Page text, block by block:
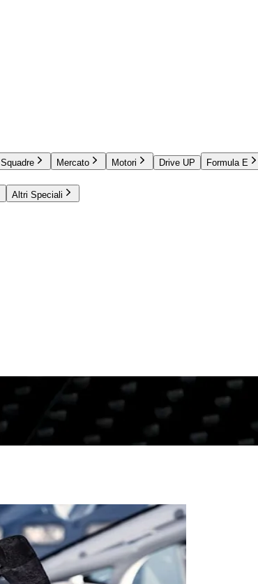
Squadre Mercato Motori Drive UP Formula E
Altri Speciali